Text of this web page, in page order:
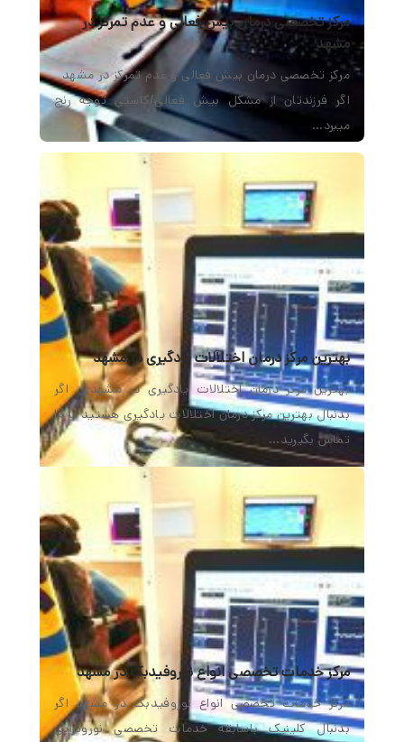
مرکز تخصصی درمان بیش فعالی و عدم تمرکز در
مشهد
مرکز تخصصی درمان بیش فعالی و عدم تمرکز در مشهد
اگر فرزندتان از مشکل بیش فعالی/کاستی توجه رنج
میبرد…
بهترین مرکز درمان اختلالات یادگیری در مشهد
بهترین مرکز درمان اختلالات یادگیری در مشهد اگر
بدنبال بهترین مرکز درمان اختلالات یادگیری هستید با ما
تماس بگیرید…
مرکز خدمات تخصصی انواع نوروفیدبک در مشهد
مرکز خدمات تخصصی انواع نوروفیدبک در مشهد اگر
بدنبال کلینیک باسابقه خدمات تخصصی نوروتراپی